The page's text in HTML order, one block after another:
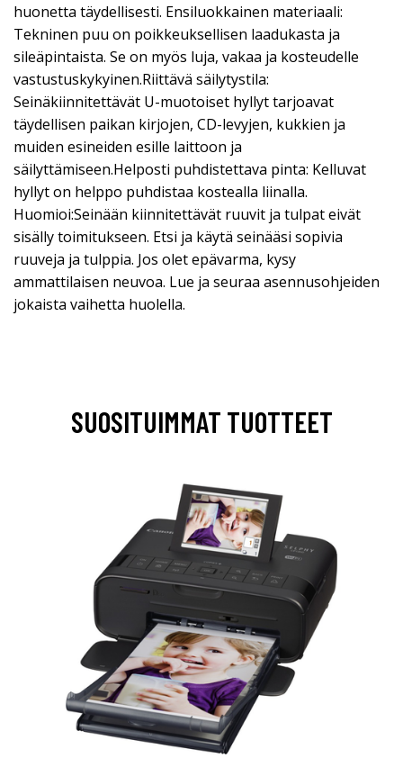
huonetta täydellisesti. Ensiluokkainen materiaali:
Tekninen puu on poikkeuksellisen laadukasta ja
sileäpintaista. Se on myös luja, vakaa ja kosteudelle
vastustuskykyinen.Riittävä säilytystila:
Seinäkiinnitettävät U-muotoiset hyllyt tarjoavat
täydellisen paikan kirjojen, CD-levyjen, kukkien ja
muiden esineiden esille laittoon ja
säilyttämiseen.Helposti puhdistettava pinta: Kelluvat
hyllyt on helppo puhdistaa kostealla liinalla.
Huomioi:Seinään kiinnitettävät ruuvit ja tulpat eivät
sisälly toimitukseen. Etsi ja käytä seinääsi sopivia
ruuveja ja tulppia. Jos olet epävarma, kysy
ammattilaisen neuvoa. Lue ja seuraa asennusohjeiden
jokaista vaihetta huolella.
SUOSITUIMMAT TUOTTEET